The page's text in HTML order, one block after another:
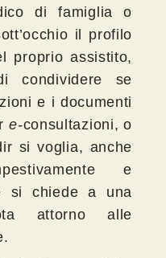
di famiglia o
il profilo
proprio assistito,
condividere se
e i documenti
e-consultazioni, o
si voglia, anche
e
si chiede a una
attorno alle